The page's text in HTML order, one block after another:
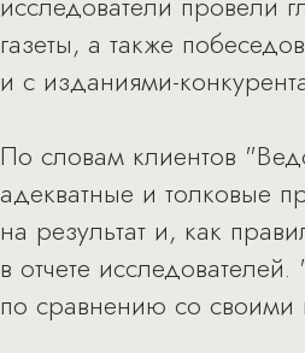
газеты, а также
и с изданиями-
По словам клиентов
адекватные и толковые
на результат и, как
в отчете
по сравнению со своими